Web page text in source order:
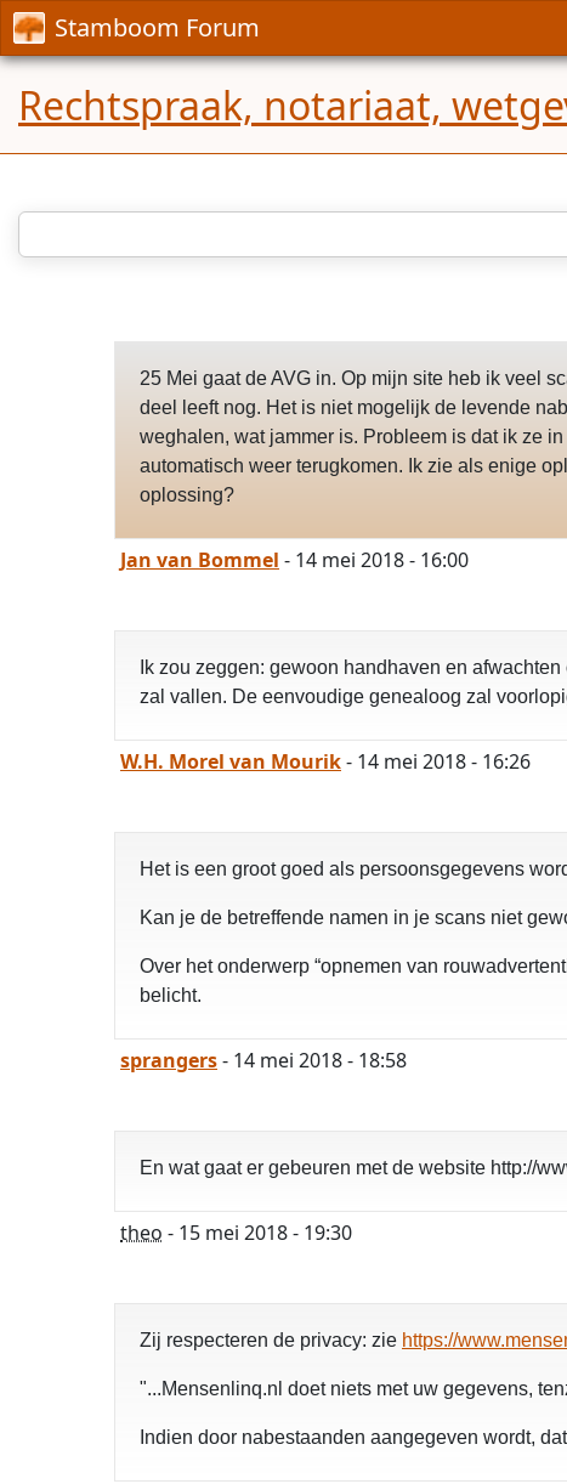
Stamboom Forum
Rechtspraak, notariaat,
25 Mei gaat de AVG in. Op mijn site heb ik veel
deel leeft nog. Het is niet mogelijk de levende
weghalen, wat jammer is. Probleem is dat ik ze
automatisch weer terugkomen. Ik zie als enige
oplossing?
Jan van Bommel - 14 mei 2018 - 16:00
Ik zou zeggen: gewoon handhaven en
zal vallen. De eenvoudige genealoog zal
W.H. Morel van Mourik- 14 mei 2018 - 16:26
Het is een groot goed als persoonsgegevens
Kan je de betreffende namen in je scans niet
Over het onderwerp “opnemen van
belicht.
sprangers- 14 mei 2018 - 18:58
En wat gaat er gebeuren met de website http://
theo - 15 mei 2018 - 19:30
Zij respecteren de privacy: zie https://
"...Mensenlinq.nl doet niets met uw gegevens,
Indien door nabestaanden aangegeven wordt,